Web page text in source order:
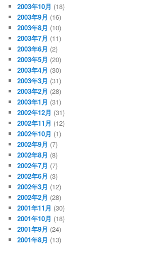
2003年10月 (18)
2003年9月 (16)
2003年8月 (10)
2003年7月 (11)
2003年6月 (2)
2003年5月 (20)
2003年4月 (30)
2003年3月 (31)
2003年2月 (28)
2003年1月 (31)
2002年12月 (31)
2002年11月 (12)
2002年10月 (1)
2002年9月 (7)
2002年8月 (8)
2002年7月 (7)
2002年6月 (3)
2002年3月 (12)
2002年2月 (28)
2001年11月 (30)
2001年10月 (18)
2001年9月 (24)
2001年8月 (13)